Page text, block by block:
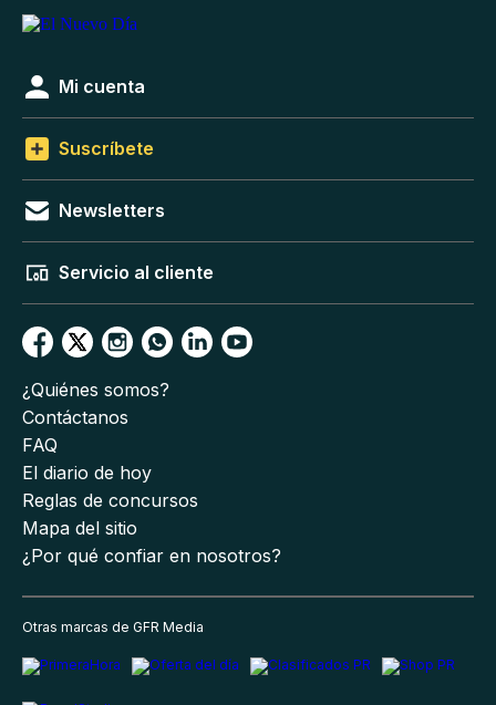
Mi cuenta
Suscríbete
Newsletters
Servicio al cliente
¿Quiénes somos?
Contáctanos
FAQ
El diario de hoy
Reglas de concursos
Mapa del sitio
¿Por qué confiar en nosotros?
Otras marcas de GFR Media